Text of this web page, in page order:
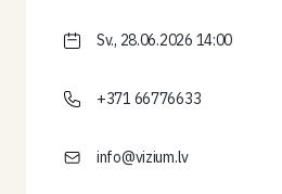
Sv., 28.06.2026 14:00
+371 66776633
info@vizium.lv